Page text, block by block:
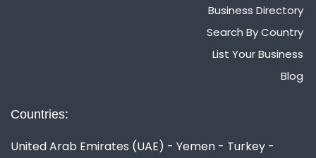
Business Directory
Search By Country
List Your Business
Blog
Countries:
United Arab Emirates (UAE) - Yemen - Turkey -